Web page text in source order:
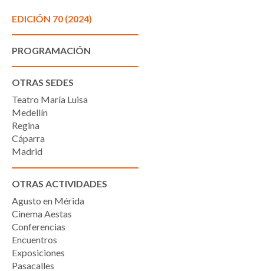
EDICIÓN 70 (2024)
PROGRAMACIÓN
OTRAS SEDES
Teatro María Luisa
Medellín
Regina
Cáparra
Madrid
OTRAS ACTIVIDADES
Agusto en Mérida
Cinema Aestas
Conferencias
Encuentros
Exposiciones
Pasacalles